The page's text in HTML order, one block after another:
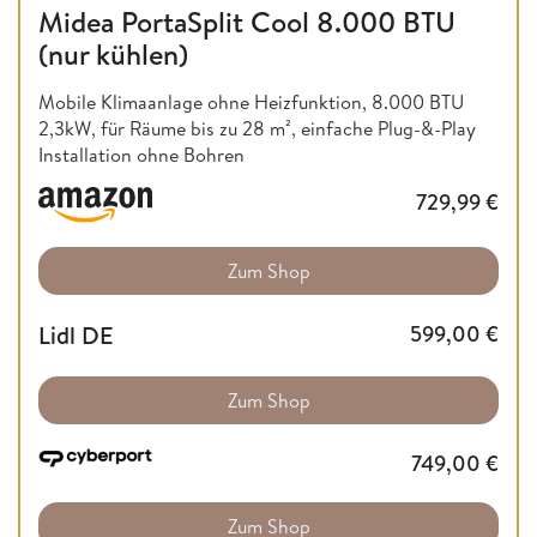
Midea PortaSplit Cool 8.000 BTU
(nur kühlen)
Mobile Klimaanlage ohne Heizfunktion, 8.000 BTU
2,3kW, für Räume bis zu 28 m², einfache Plug-&-Play
Installation ohne Bohren
729,99€
Zum Shop
Lidl DE 599,00 €
Zum Shop
749,00 €
Zum Shop